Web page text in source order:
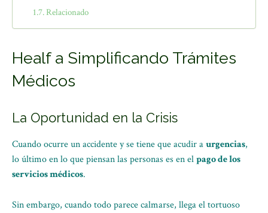
Relacionado
Healf a Simplificando Trámites
Médicos
La Oportunidad en la Crisis
Cuando ocurre un accidente y se tiene que acudir aurgencias,
lo último en lo que piensan las personas es en elpago de los
servicios médicos.
Sin embargo, cuando todo parece calmarse, llega el tortuoso